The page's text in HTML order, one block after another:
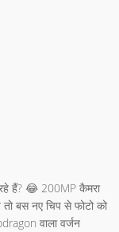
हैं? 😂 200MP कैमरा
बस नए चिप से फोटो को
वाला वर्जन